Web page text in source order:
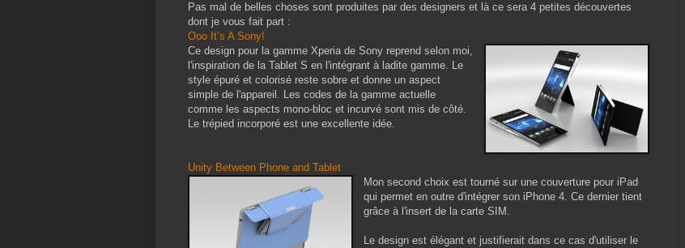
Pas mal de belles choses sont produites par des designers et là ce sera 4 petites découvertes
dont je vous fait part :
Ooo It’s A Sony!
Ce design pour la gamme Xperia de Sony reprend selon moi,
l'inspiration de la Tablet S en l'intégrant à ladite gamme. Le
style épuré et colorisé reste sobre et donne un aspect
simple de l'appareil. Les codes de la gamme actuelle
comme les aspects mono-bloc et incurvé sont mis de côté.
Le trépied incorporé est une excellente idée.
Unity Between Phone and Tablet
Mon second choix est tourné sur une couverture pour iPad
qui permet en outre d'intégrer son iPhone 4. Ce dernier tient
grâce à l'insert de la carte SIM.
Le design est élégant et justifierait dans ce cas d'utiliser le